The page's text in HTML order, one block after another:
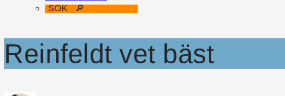
Reinfeldt vet bäst